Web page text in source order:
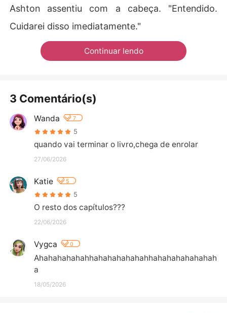
Ashton assentiu com a cabeça. "Entendido.
Cuidarei disso imediatamente."
Continuar lendo
3 Comentário(s)
Wanda 7
5
quando vai terminar o livro,chega de enrolar
27/06/2026
Katie 5
5
O resto dos capítulos???
22/06/2026
Vygca 0
Ahahahahahahhahahahahahahhahahahahahahah
a
18/05/2026